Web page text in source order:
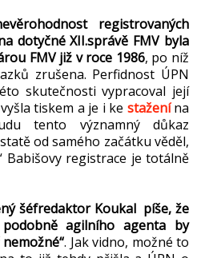
registrovaných
dotyčné XII.správě FMV byla
FMV již v roce 1986, po níž
zrušena. Perfidnost ÚPN
skutečnosti vypracoval její
tiskem a je i ke staženína
tento významný důkaz
od samého začátku věděl,
Babišovy registrace je totálně
šéfredaktor Koukal píše, že
agilního agenta by
. Jak vidno, možné to